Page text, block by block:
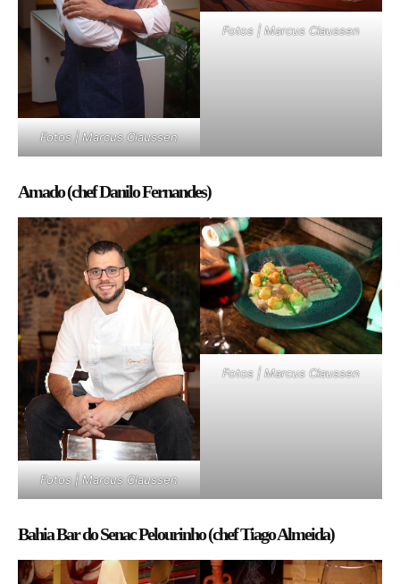
Fotos | Marcus Claussen
Fotos | Marcus Claussen
Amado (chef Danilo Fernandes)
Fotos | Marcus Claussen
Fotos | Marcus Claussen
Bahia Bar do Senac Pelourinho (chef Tiago Almeida)